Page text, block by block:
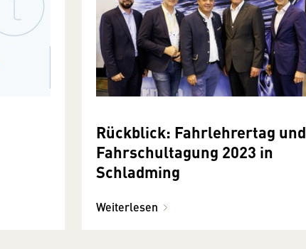
Rückblick: Fahrlehrertag und
Fahrschultagung 2023 in
Schladming
Weiterlesen